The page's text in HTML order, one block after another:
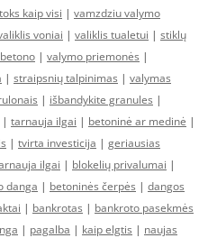
kaip visi | vamzdziu valymo
voniai | valiklis tualetui | stiklų
| valymo priemonės |
| straipsnių talpinimas | valymas
| išbandykite granules |
| tarnauja ilgai | betoninė ar medinė |
| tvirta investicija | geriausias
ilgai | blokelių privalumai |
danga | betoninės čerpės | dangos
| bankrotas | bankroto pasekmės
| pagalba | kaip elgtis | naujas